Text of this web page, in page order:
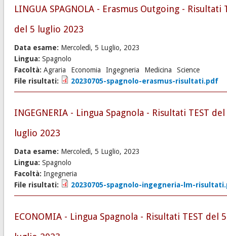
LINGUA SPAGNOLA - Erasmus Outgoing - Risultati
del 5 luglio 2023
Data esame: Mercoledì, 5 Luglio, 2023
Lingua: Spagnolo
Facoltà: Agraria Economia Ingegneria Medicina
Science
File risultati:
20230705-spagnolo-erasmus-risultati.pdf
INGEGNERIA - Lingua Spagnola - Risultati TEST del
luglio 2023
Data esame: Mercoledì, 5 Luglio, 2023
Lingua: Spagnolo
Facoltà: Ingegneria
File risultati:
20230705-spagnolo-ingegneria-lm-
ECONOMIA - Lingua Spagnola - Risultati TEST del 5